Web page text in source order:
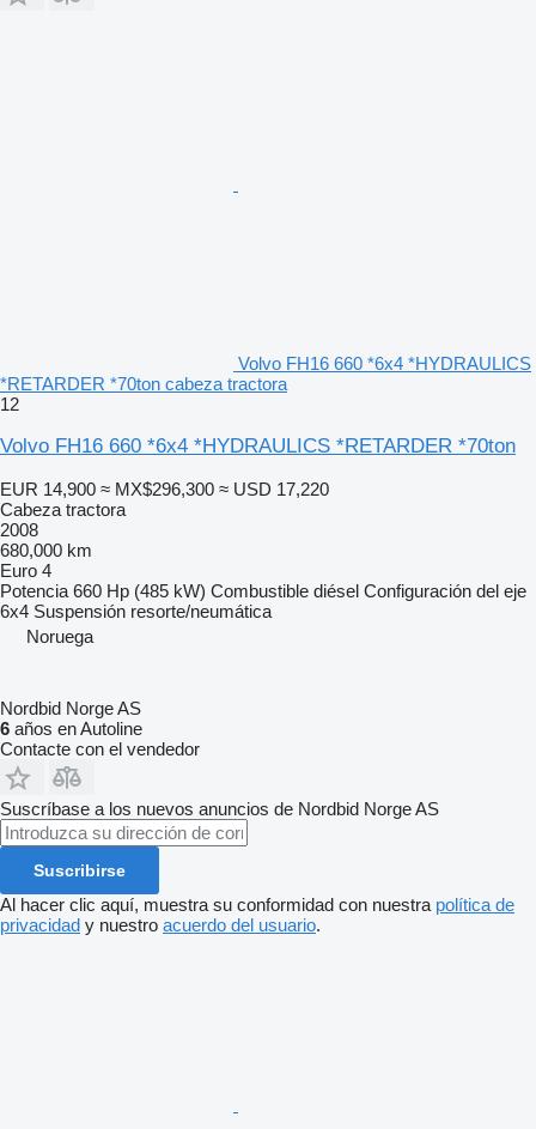
Volvo FH16 660 *6x4 *HYDRAULICS
*RETARDER *70ton cabeza tractora
12
Volvo FH16 660 *6x4 *HYDRAULICS *RETARDER *70ton
EUR 14,900 ≈ MX$296,300 ≈ USD 17,220
Cabeza tractora
2008
680,000 km
Euro 4
Potencia 660 Hp (485 kW) Combustible diésel Configuración del eje
6x4 Suspensión resorte/neumática
Noruega
Nordbid Norge AS
6 años en Autoline
Contacte con el vendedor
Suscríbase a los nuevos anuncios de Nordbid Norge AS
Suscribirse
Al hacer clic aquí, muestra su conformidad con nuestra política de
privacidad y nuestro acuerdo del usuario.